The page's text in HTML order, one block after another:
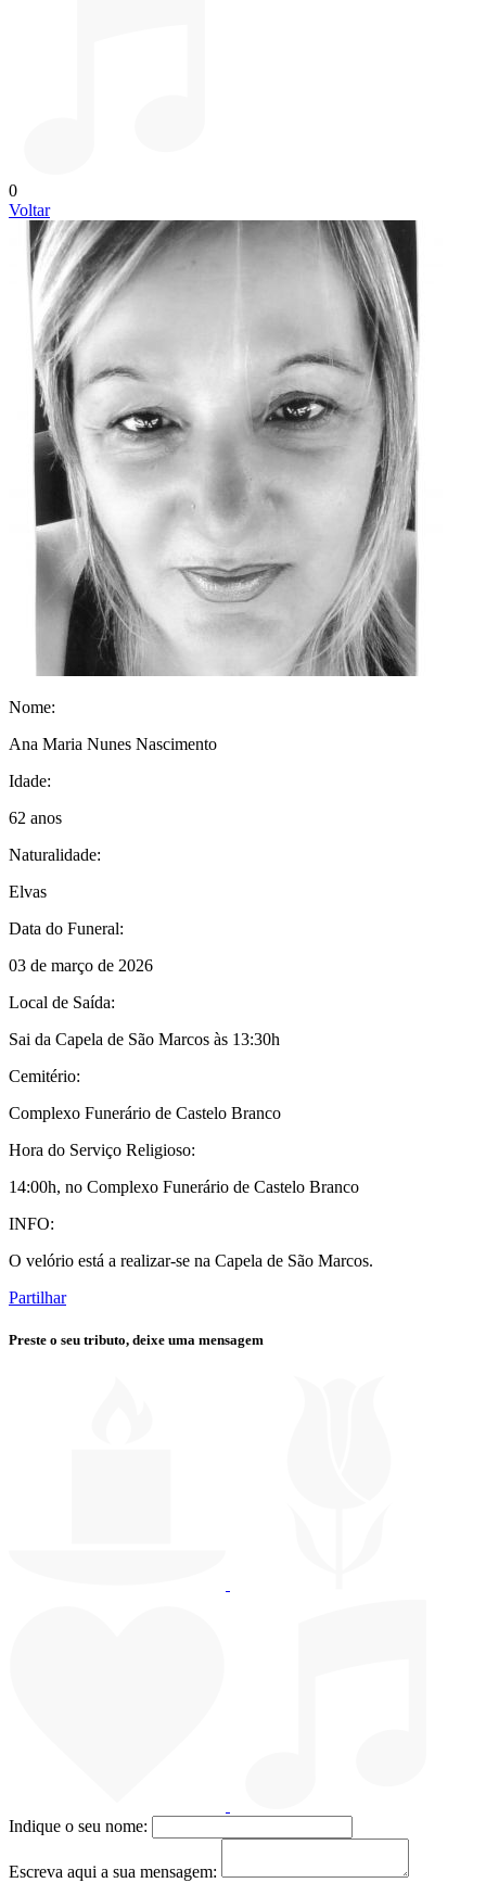
0
Voltar
Nome:
Ana Maria Nunes Nascimento
Idade:
62 anos
Naturalidade:
Elvas
Data do Funeral:
03 de março de 2026
Local de Saída:
Sai da Capela de São Marcos às 13:30h
Cemitério:
Complexo Funerário de Castelo Branco
Hora do Serviço Religioso:
14:00h, no Complexo Funerário de Castelo Branco
INFO:
O velório está a realizar-se na Capela de São Marcos.
Partilhar
Preste o seu tributo, deixe uma mensagem
Indique o seu nome:
Escreva aqui a sua mensagem: